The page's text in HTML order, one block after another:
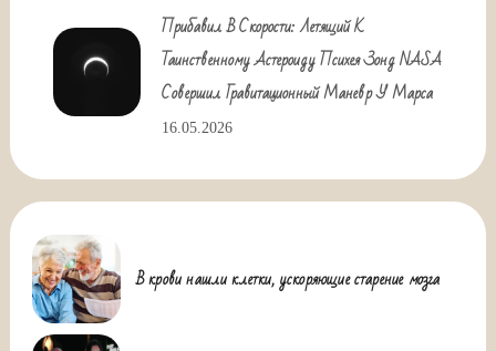
Прибавил В Скорости: Летящий К
Таинственному Астероиду Психея Зонд NASA
Совершил Гравитационный Маневр У Марса
16.05.2026
В крови нашли клетки, ускоряющие старение мозга